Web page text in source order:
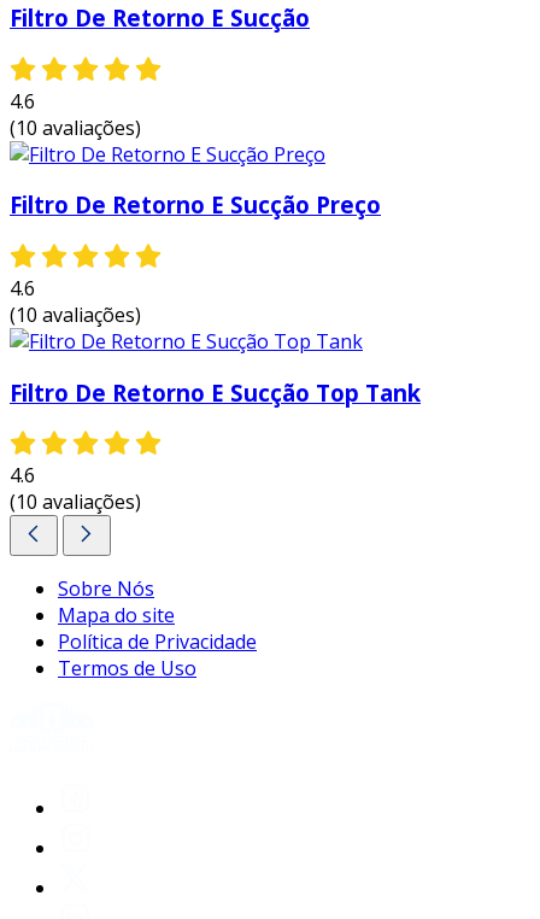
Filtro De Retorno E Sucção
4.6
(10 avaliações)
Filtro De Retorno E Sucção Preço
4.6
(10 avaliações)
Filtro De Retorno E Sucção Top Tank
4.6
(10 avaliações)
Sobre Nós
Mapa do site
Política de Privacidade
Termos de Uso